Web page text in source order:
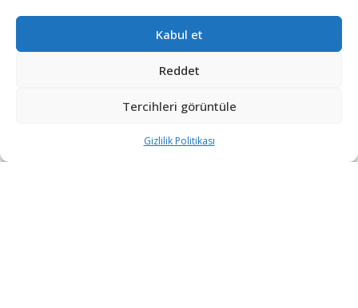
Kabul et
Reddet
Tercihleri görüntüle
Gizlilik Politikası